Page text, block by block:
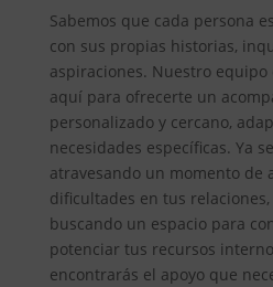
Sabemos que cada persona
con sus propias historias,
aspiraciones. Nuestro
aquí para ofrecerte un
personalizado y cercano,
necesidades específicas. Ya
atravesando un momento de
dificultades en tus
buscando un espacio para
potenciar tus recursos
encontrarás el apoyo que